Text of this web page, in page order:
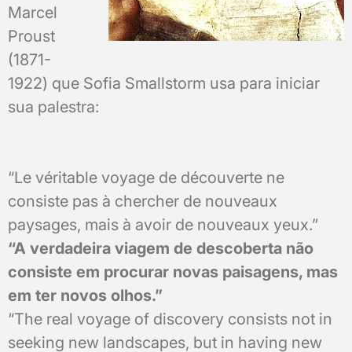
Marcel
Proust
(1871-
1922) que Sofia Smallstorm usa para iniciar
sua palestra:
“Le véritable voyage de découverte ne
consiste pas à chercher de nouveaux
paysages, mais à avoir de nouveaux yeux.”
“A verdadeira viagem de descoberta não
consiste em procurar novas paisagens, mas
em ter novos olhos.”
“The real voyage of discovery consists not in
seeking new landscapes, but in having new